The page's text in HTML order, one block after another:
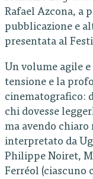
Rafael Azcona, a
pubblicazione e
presentata al
Un volume agile
tensione e la
cinematografico:
chi dovesse
ma avendo
interpretato da
Philippe Noiret,
Ferréol (ciascuno